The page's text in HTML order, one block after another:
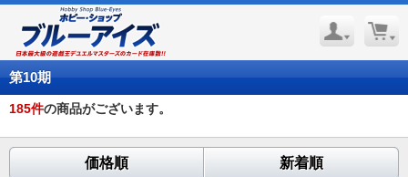
第10期
185件の商品がございます。
価格順 新着順